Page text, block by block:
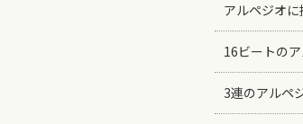
アルペジオに
16ビートの
3連のアルペ